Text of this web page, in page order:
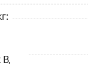
ЗАЯВКУ